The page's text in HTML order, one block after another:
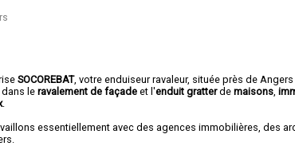
SOCOREBAT, votre enduiseur ravaleur, située près de
dans leravalement de façade et l'enduit gratterdemaisons ,
.
essentiellement avec des agences immobilières, des